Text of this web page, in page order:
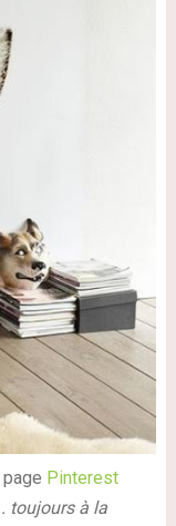
Pinterest
toujours à la